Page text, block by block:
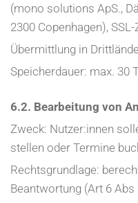
(mono solutions ApS.,
2300 Copenhagen),
Übermittlung in
Speicherdauer: max. 30
6.2. Bearbeitung von
Zweck: Nutzer:innen
stellen oder Termine
Rechtsgrundlage:
Beantwortung (Art 6 Abs